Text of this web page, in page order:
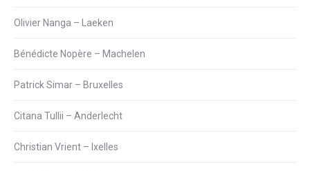
Olivier Nanga – Laeken
Bénédicte Nopère – Machelen
Patrick Simar – Bruxelles
Citana Tullii – Anderlecht
Christian Vrient – Ixelles